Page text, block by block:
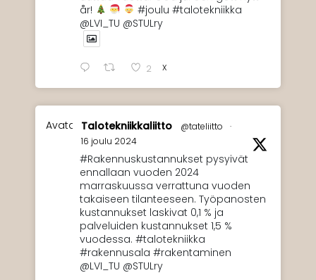
år!
#joulu #talotekniikka
@LVI_TU @STULry
2 X
Avatar Talotekniikkaliitto @tateliitto
·
16 joulu 2024
#Rakennuskustannukset pysyivät
ennallaan vuoden 2024
marraskuussa verrattuna vuoden
takaiseen tilanteeseen. Työpanosten
kustannukset laskivat 0,1 % ja
palveluiden kustannukset 1,5 %
vuodessa. #talotekniikka
#rakennusala #rakentaminen
@LVI_TU @STULry